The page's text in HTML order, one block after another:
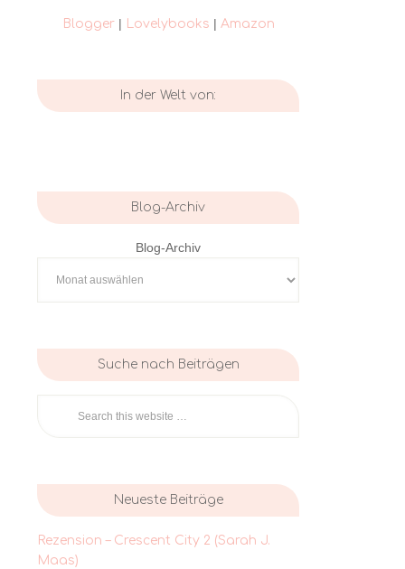
Blogger| Lovelybooks | Amazon
In der Welt von:
Blog-Archiv
Blog-Archiv
Suche nach Beiträgen
Neueste Beiträge
Rezension – Crescent City 2 (Sarah J.
Maas)